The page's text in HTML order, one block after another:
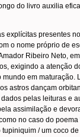
do livro auxilia
explícitas presentes
o nome próprio de
Ribeiro Neto,
exigindo a atenção
em maturação.
astros dançam
pelas leituras e
assimilação e
no caso do poema
/ um coco